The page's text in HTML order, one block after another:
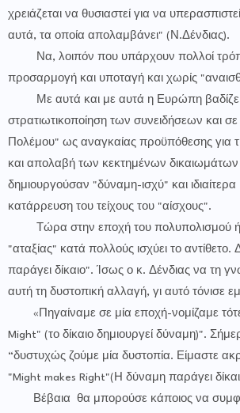
χρειάζεται να θυσιαστεί για να
αυτά, τα οποία απολαμβάνει" (Ν.Δένδιας).
Να, λοιπόν που υπάρχουν πολλοί
προσαρμογή και υποταγή και χωρίς
Με αυτά και με αυτά η Ευρώπη βαδίζει
στρατιωτικοποίηση των συνειδήσεων και
Πολέμου" ως αναγκαίας προϋπόθεσης για
και απολαβή των κεκτημένων
δημιουργούσαν "δύναμη-ισχύ" και ιδιαίτερα
κατάρρευση του τείχους του "αίσχους".
Τώρα στην εποχή του πολυπολισμού ή
"αταξίας" κατά πολλούς ισχύει το
παράγει δίκαιο". Ίσως ο κ. Δένδιας να τη
αυτή τη δυστοπική αλλαγή, γι αυτό τόνισε
«Πηγαίναμε σε μία εποχή-νομίζαμε
Might" (το δίκαιο δημιουργεί δύναμη)".
“δυστυχώς ζούμε μία δυστοπία. Είμαστε
"Might makes Right"(Η δύναμη παράγει
Βέβαια θα μπορούσε κάποιος να